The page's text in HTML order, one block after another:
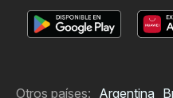
Otros países: Argentina